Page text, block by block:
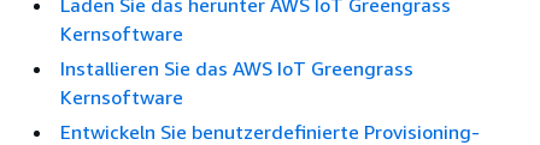
Laden Sie das herunter AWS IoT Greengrass
Kernsoftware
Installieren Sie das AWS IoT Greengrass
Kernsoftware
Entwickeln Sie benutzerdefinierte Provisioning-